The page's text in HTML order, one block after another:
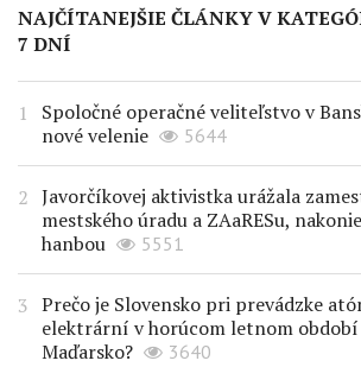
NAJČÍTANEJŠIE ČLÁNKY V
7 DNÍ
Spoločné operačné veliteľstvo v
nové velenie
5644
Javorčíkovej aktivistka urážala
mestského úradu a ZAaRESu,
hanbou
5551
Prečo je Slovensko pri prevádzke
elektrární v horúcom letnom
Maďarsko?
3640